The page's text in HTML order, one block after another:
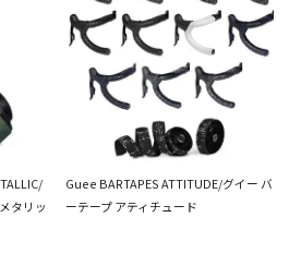
タリッ
Guee BARTAPES ATTITUDE/グイー バ
ーテープ アティチュード